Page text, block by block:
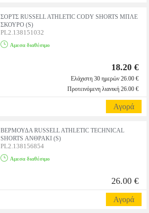
ΣΟΡΤΣ RUSSELL ATHLETIC CODY SHORTS ΜΠΛΕ
ΣΚΟΥΡΟ (S)
PL2.138151032
Αμεσα διαθέσιμο
18.20 €
Ελάχιστη 30 ημερών 26.00 €
Προτεινόμενη λιανική 26.00 €
Αγορά
ΒΕΡΜΟΥΔΑ RUSSELL ATHLETIC TECHNICAL
SHORTS ΑΝΘΡΑΚΙ (S)
PL2.138156854
Αμεσα διαθέσιμο
26.00 €
Αγορά